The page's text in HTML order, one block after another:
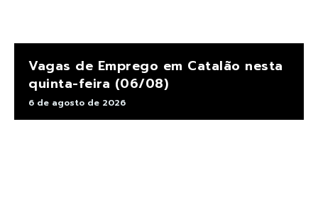
Vagas de Emprego em Catalão nesta
quinta-feira (06/08)
6 de agosto de 2026